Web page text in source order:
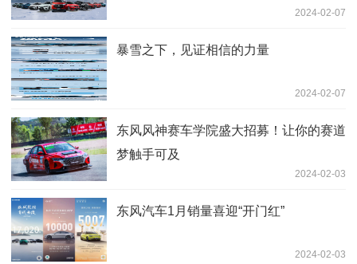
2024-02-07
暴雪之下，见证相信的力量
2024-02-07
东风风神赛车学院盛大招募！让你的赛道
梦触手可及
2024-02-03
东风汽车1月销量喜迎“开门红”
2024-02-03